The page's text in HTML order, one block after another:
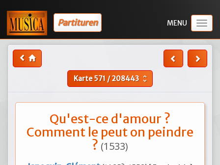
Partituren
Karte571 /208443 unfold_more
Qu'est-ce d'amour ?
Comment le peut on peindre
? (1533)